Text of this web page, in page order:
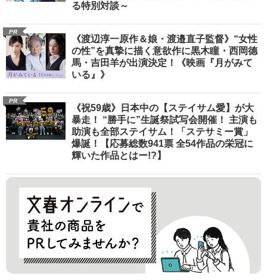
る特別対談～
PR
《渡辺淳一原作＆娘・渡邉直子監督》“女性
の性”を真摯に描く意欲作に黒木瞳・西岡德
馬・吉田羊が出演決定！《映画『月がみて
いる』》
PR
《祝59歳》日本中の【ステイサム愛】が大
暴走！ “勝手に”生誕祭試写会開催！ 主演も
助演も全部ステイサム！「ステサミー賞」
爆誕！【応募総数941票 全54作品の栄冠に
輝いた作品とはー!?】